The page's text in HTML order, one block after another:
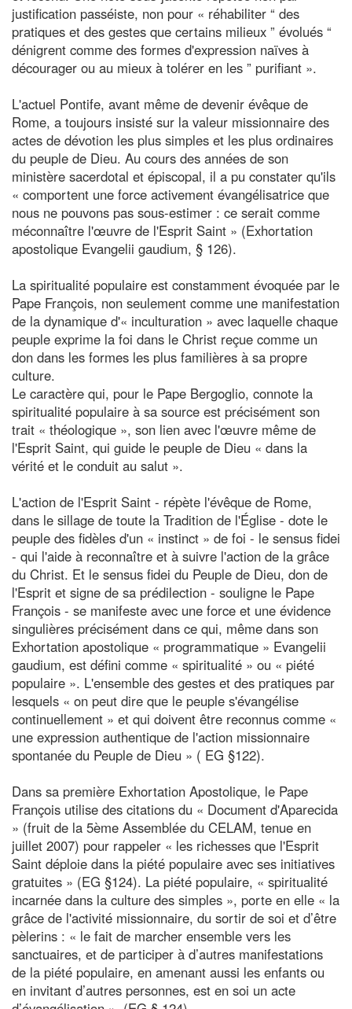
justification passéiste, non pour « réhabiliter “ des
pratiques et des gestes que certains milieux ” évolués “
dénigrent comme des formes d'expression naïves à
décourager ou au mieux à tolérer en les ” purifiant ».
L'actuel Pontife, avant même de devenir évêque de
Rome, a toujours insisté sur la valeur missionnaire des
actes de dévotion les plus simples et les plus ordinaires
du peuple de Dieu. Au cours des années de son
ministère sacerdotal et épiscopal, il a pu constater qu'ils
« comportent une force activement évangélisatrice que
nous ne pouvons pas sous-estimer : ce serait comme
méconnaître l'œuvre de l'Esprit Saint » (Exhortation
apostolique Evangelii gaudium, § 126).
La spiritualité populaire est constamment évoquée par le
Pape François, non seulement comme une manifestation
de la dynamique d'« inculturation » avec laquelle chaque
peuple exprime la foi dans le Christ reçue comme un
don dans les formes les plus familières à sa propre
culture.
Le caractère qui, pour le Pape Bergoglio, connote la
spiritualité populaire à sa source est précisément son
trait « théologique », son lien avec l'œuvre même de
l'Esprit Saint, qui guide le peuple de Dieu « dans la
vérité et le conduit au salut ».
L'action de l'Esprit Saint - répète l'évêque de Rome,
dans le sillage de toute la Tradition de l'Église - dote le
peuple des fidèles d'un « instinct » de foi - le sensus fidei
- qui l'aide à reconnaître et à suivre l'action de la grâce
du Christ. Et le sensus fidei du Peuple de Dieu, don de
l'Esprit et signe de sa prédilection - souligne le Pape
François - se manifeste avec une force et une évidence
singulières précisément dans ce qui, même dans son
Exhortation apostolique « programmatique » Evangelii
gaudium, est défini comme « spiritualité » ou « piété
populaire ». L'ensemble des gestes et des pratiques par
lesquels « on peut dire que le peuple s'évangélise
continuellement » et qui doivent être reconnus comme «
une expression authentique de l'action missionnaire
spontanée du Peuple de Dieu » ( EG §122).
Dans sa première Exhortation Apostolique, le Pape
François utilise des citations du « Document d'Aparecida
» (fruit de la 5ème Assemblée du CELAM, tenue en
juillet 2007) pour rappeler « les richesses que l'Esprit
Saint déploie dans la piété populaire avec ses initiatives
gratuites » (EG §124). La piété populaire, « spiritualité
incarnée dans la culture des simples », porte en elle « la
grâce de l'activité missionnaire, du sortir de soi et d’être
pèlerins : « le fait de marcher ensemble vers les
sanctuaires, et de participer à d’autres manifestations
de la piété populaire, en amenant aussi les enfants ou
en invitant d’autres personnes, est en soi un acte